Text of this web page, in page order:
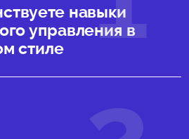
навыки
управления в
стиле